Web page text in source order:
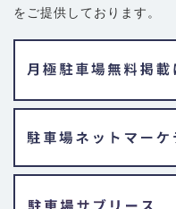
をご提供しております。